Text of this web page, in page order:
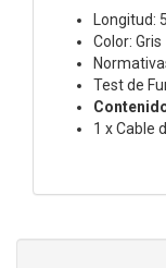
Longitud:
Color: Gris
Test de
1 x Cable